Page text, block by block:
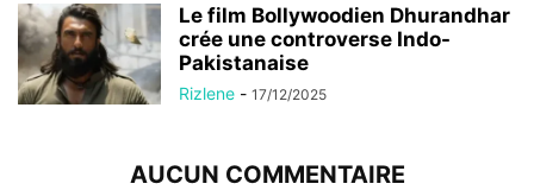
Le film Bollywoodien Dhurandhar
crée une controverse Indo-
Pakistanaise
Rizlene - 17/12/2025
AUCUN COMMENTAIRE